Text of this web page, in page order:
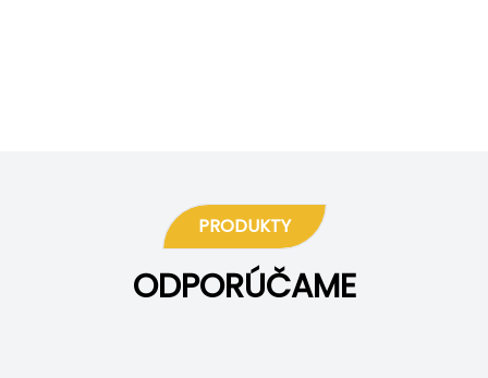
PRODUKTY
ODPORÚČAME